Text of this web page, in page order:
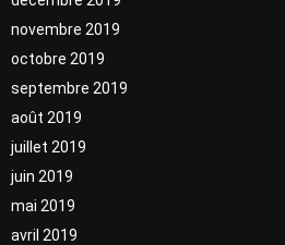
novembre 2019
octobre 2019
septembre 2019
août 2019
juillet 2019
juin 2019
mai 2019
avril 2019